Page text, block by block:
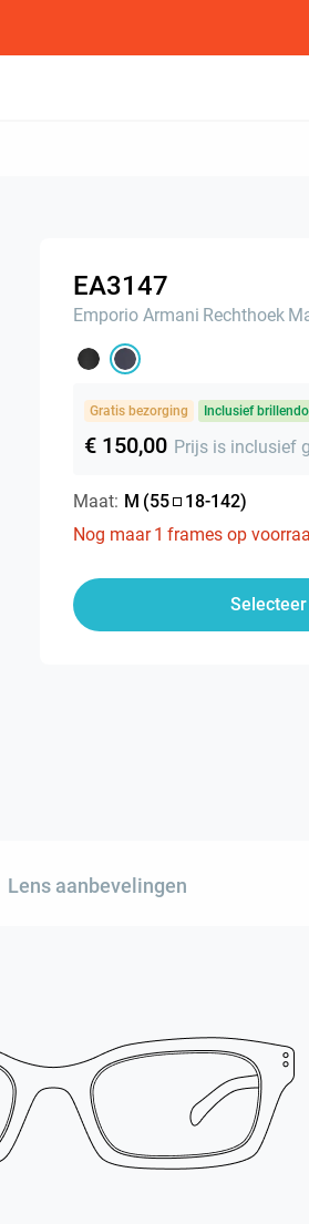
EA3147
Emporio Armani Rechthoek
Gratis bezorging Inclusief
€ 150,00 Prijs is inclusief
Maat: M (55 18-142)
Nog maar 1 frames op
Lens aanbevelingen